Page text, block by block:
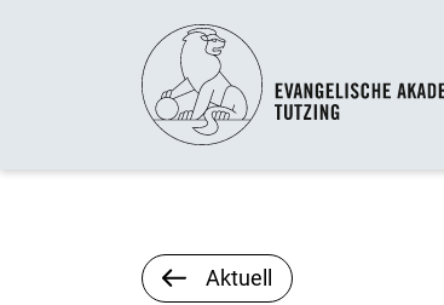
Aktuell